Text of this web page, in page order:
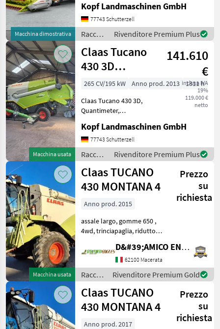
Claas
John Deere
New Holland
Fendt
Case IH
Massey Ferguson
Mostra
tutti
12
Tucano
430
MARKETPLACE
Marketplace
Offerte dei
rivenditori
Annunci
Macchina dimostrativa
km/h Mercedes Benz
OM936 LA - 210 kW / 286 PR
(Stage V) Komfortsitz,
luftgefedert
Kopf Landmaschinen GmbH
77743 Schutterzell
Raccolto
agricolo
/ Claas
Rivenditore Premium Plus
Macchina usata
Claas Tucano
430 3D
Quantimeter,
Getreidemaschin
141.610
€
inclusa IVA
19%
119.000 €
netto
265 CV/195 kW Anno prod. 2013
1811 h
Claas Tucano 430 3D,
Quantimeter,
18296) Baujahr 2013,
Erstzulassung 2014, 1811
Motorstunden, 1069
Arbeitsstunden, 856 effek.
Std., AutoC
Kopf Landmaschinen GmbH
77743 Schutterzell
Raccolto
agricolo
/ Claas
Rivenditore Premium Plus
Macchina usata
Claas TUCANO
430 MONTANA 4
Prezzo
su
richiesta
Anno prod. 2015
assale largo, gomme 650 ,
4wd, trinciapaglia, riduttore
(71508438) + carrello Nardi
2 assi (tel: 2431) Raccolto
agricolo Mietitrebbiatrice
D&#39;AMICO ENGLES SRL
62100 Macerata
Raccolto
agricolo
/ Claas
Rivenditore Premium Gold
Claas TUCANO
430 MONTANA 4
Prezzo
su
richiesta
Anno prod. 2017